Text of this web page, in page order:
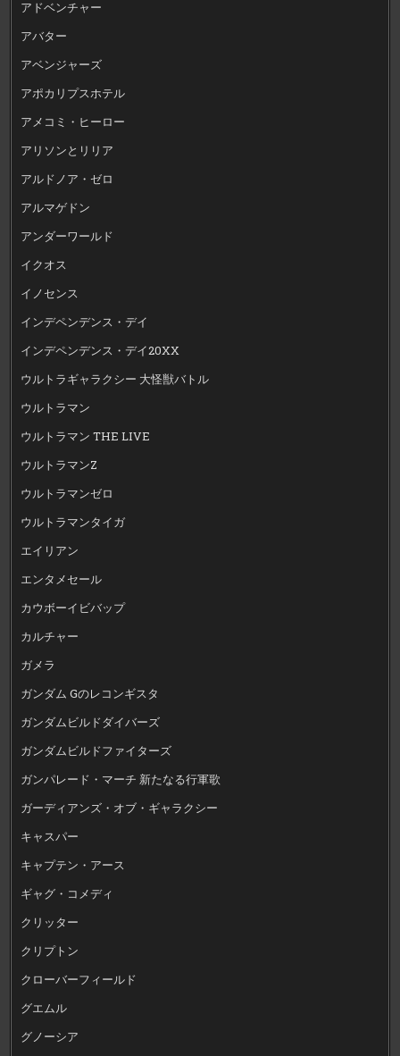
アドベンチャー
アバター
アベンジャーズ
アポカリプスホテル
アメコミ・ヒーロー
アリソンとリリア
アルドノア・ゼロ
アルマゲドン
アンダーワールド
イクオス
イノセンス
インデペンデンス・デイ
インデペンデンス・デイ20XX
ウルトラギャラクシー 大怪獣バトル
ウルトラマン
ウルトラマン THE LIVE
ウルトラマンZ
ウルトラマンゼロ
ウルトラマンタイガ
エイリアン
エンタメセール
カウボーイビバップ
カルチャー
ガメラ
ガンダム Gのレコンギスタ
ガンダムビルドダイバーズ
ガンダムビルドファイターズ
ガンパレード・マーチ 新たなる行軍歌
ガーディアンズ・オブ・ギャラクシー
キャスパー
キャプテン・アース
ギャグ・コメディ
クリッター
クリプトン
クローバーフィールド
グエムル
グノーシア